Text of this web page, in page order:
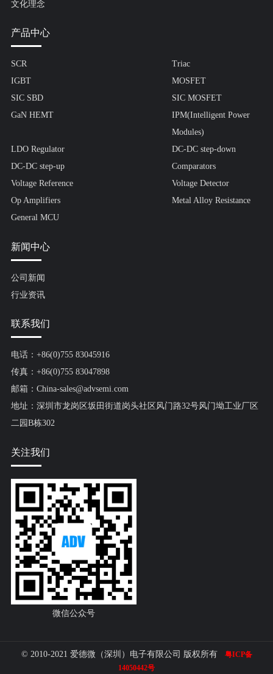
文化理念
产品中心
SCR
Triac
IGBT
MOSFET
SIC SBD
SIC MOSFET
GaN HEMT
IPM(Intelligent Power
Modules)
LDO Regulator
DC-DC step-down
DC-DC step-up
Comparators
Voltage Reference
Voltage Detector
Op Amplifiers
Metal Alloy Resistance
General MCU
新闻中心
公司新闻
行业资讯
联系我们
电话：+86(0)755 83045916
传真：+86(0)755 83047898
邮箱：China-sales@advsemi.com
地址：深圳市龙岗区坂田街道岗头社区风门路32号风门坳工业厂区
二园B栋302
关注我们
微信公众号
© 2010-2021 爱德微（深圳）电子有限公司 版权所有 粤ICP备
14050442号